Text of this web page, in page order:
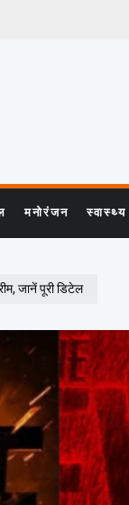
मनोरंजन स्वास्थ्य
जानें पूरी डिटेल